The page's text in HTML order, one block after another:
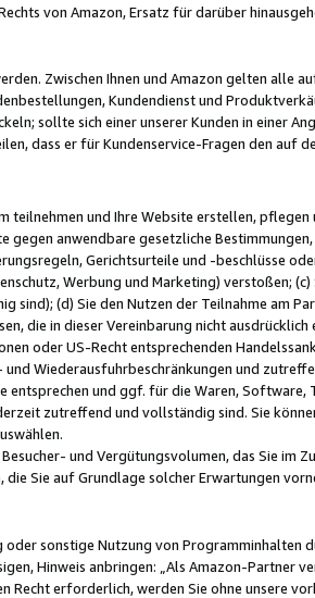
von Amazon, Ersatz für darüber
Zwischen Ihnen und Amazon gelten alle
Kundendienst und
sollte sich einer unserer Kunden in einer
dass er für Kundenservice-Fragen den auf
teilnehmen und Ihre Website erstellen,
anwendbare gesetzliche
Gerichtsurteile und -beschlüsse
Werbung und Marketing) verstoßen;
sind); (d) Sie den Nutzen der Teilnahme am
die in dieser Vereinbarung nicht ausdrücklich
oder US-Recht entsprechenden
Wiederausfuhrbeschränkungen und
und ggf. für die Waren, Software,
zutreffend und vollständig sind. Sie
und Vergütungsvolumen, das Sie im
Sie auf Grundlage solcher Erwartungen
sonstige Nutzung von Programminhalten
Hinweis anbringen: „Als Amazon-Partner
Recht erforderlich, werden Sie ohne unsere